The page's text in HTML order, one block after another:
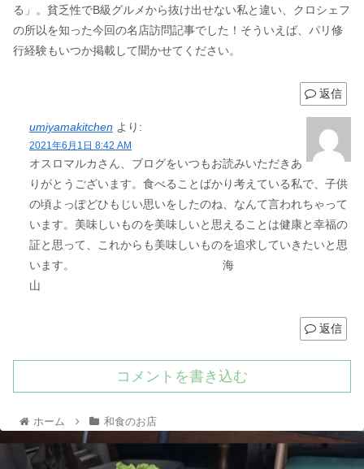
る」。貧乏性でB級グルメから抜け出せない私と違い、クロシェフ
の所以を知った今回の名店訪問記事でした！そういえば、パリ修
行経験もいつか掲載して聞かせてください。
返信
umiyamakitchen より:
2021年6月1日 8:42 AM
オスロマルカさん、ブログをいつもお読みいただきあ
りがとうございます。食べることばかり考えている私で、子供
の頃よっぽどひもじい思いをしたのね、なんて言われちゃって
います。美味しいものを美味しいと思えることは健康と幸福の
証と思って、これからも美味しいものを追求していきたいと思
います。 海
山
返信
コメントを書き込む
ホーム 和食のお店